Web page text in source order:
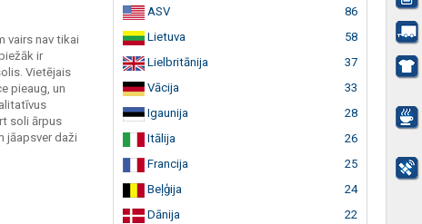
vairs nav tikai
ir
Vietējais
pieaug, un
soli ārpus
jāapsver daži
ASV
86
Lietuva
58
Lielbritānija
37
Vācija
33
Igaunija
28
Itālija
26
Francija
25
Beļģija
24
Dānija
22